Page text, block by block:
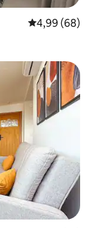
Évaluation
4,99 (68)